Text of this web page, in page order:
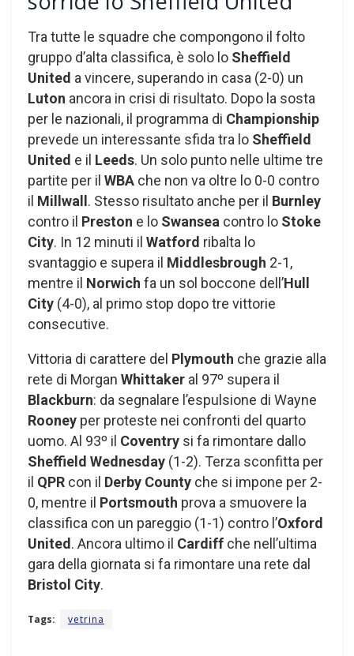
Tra tutte le squadre che compongono il folto
gruppo d’alta classifica, è solo lo Sheffield
United a vincere, superando in casa (2-0) un
Luton ancora in crisi di risultato. Dopo la sosta
per le nazionali, il programma di Championship
prevede un interessante sfida tra lo Sheffield
United e il Leeds. Un solo punto nelle ultime tre
partite per il WBA che non va oltre lo 0-0 contro
il Millwall . Stesso risultato anche per il Burnley
contro il Preston e lo Swansea contro lo Stoke
City. In 12 minuti il Watford ribalta lo
svantaggio e supera il Middlesbrough 2-1,
mentre il Norwich fa un sol boccone dell’Hull
City (4-0), al primo stop dopo tre vittorie
consecutive.
Vittoria di carattere del Plymouth che grazie alla
rete di Morgan Whittaker al 97º supera il
Blackburn: da segnalare l’espulsione di Wayne
Rooney per proteste nei confronti del quarto
uomo. Al 93º il Coventry si fa rimontare dallo
Sheffield Wednesday (1-2). Terza sconfitta per
il QPR con il Derby County che si impone per 2-
0, mentre il Portsmouth prova a smuovere la
classifica con un pareggio (1-1) contro l’Oxford
United . Ancora ultimo il Cardiff che nell’ultima
gara della giornata si fa rimontare una rete dal
Bristol City.
Tags: vetrina